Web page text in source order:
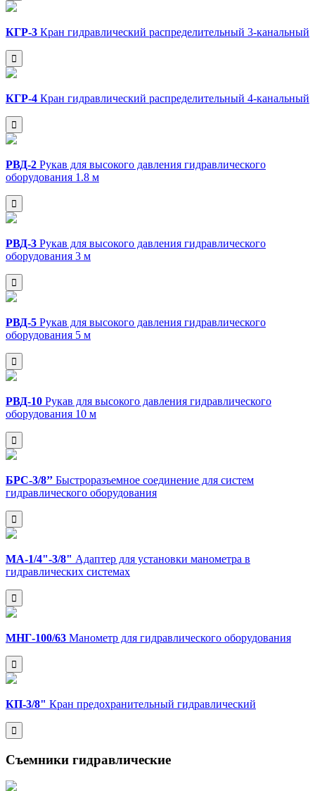
КГР-3 Кран гидравлический распределительный 3-канальный
КГР-4 Кран гидравлический распределительный 4-канальный
РВД-2 Рукав для высокого давления гидравлического
оборудования 1.8 м
РВД-3 Рукав для высокого давления гидравлического
оборудования 3 м
РВД-5 Рукав для высокого давления гидравлического
оборудования 5 м
РВД-10 Рукав для высокого давления гидравлического
оборудования 10 м
БРС-3/8’’ Быстроразъемное соединение для систем
гидравлического оборудования
МА-1/4"-3/8" Адаптер для установки манометра в
гидравлических системах
МНГ-100/63 Манометр для гидравлического оборудования
КП-3/8" Кран предохранительный гидравлический
Съемники гидравлические